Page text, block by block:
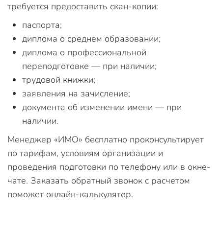
требуется предоставить скан-копии:
паспорта;
диплома о среднем образовании;
диплома о профессиональной
переподготовке — при наличии;
трудовой книжки;
заявления на зачисление;
документа об изменении имени — при
наличии.
Менеджер «ИМО» бесплатно проконсультирует
по тарифам, условиям организации и
проведения подготовки по телефону или в окне-
чате. Заказать обратный звонок с расчетом
поможет онлайн-калькулятор.